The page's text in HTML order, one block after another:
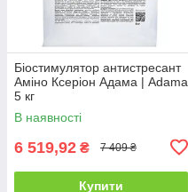
Біостимулятор антистресант
Аміно Ксеріон Адама | Adama
5 кг
В наявності
6 519,92 ₴ 7 409 ₴
Купити